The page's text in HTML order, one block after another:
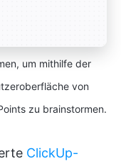
um mithilfe der
von
zu brainstormen.
ClickUp-